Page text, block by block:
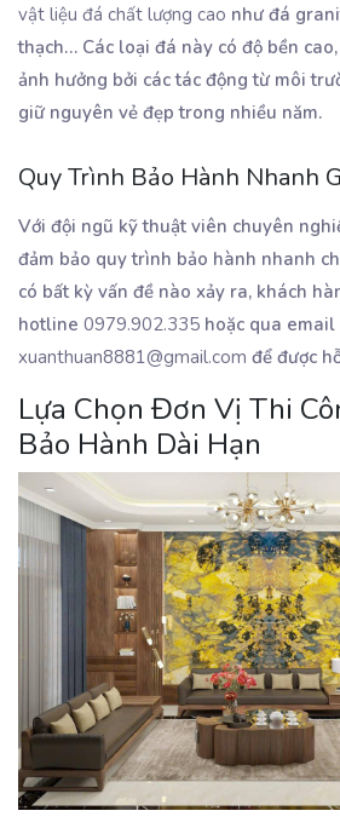
vật liệu đá chất lượng cao như đá
thạch… Các loại đá này có độ bền
ảnh hưởng bởi các tác động từ môi
giữ nguyên vẻ đẹp trong nhiều năm.
Quy Trình Bảo Hành Nhanh
Với đội ngũ kỹ thuật viên chuyên
đảm bảo quy trình bảo hành nhanh
có bất kỳ vấn đề nào xảy ra, khách
hotline 0979.902.335 hoặc qua email
xuanthuan8881@gmail.com để được
Lựa Chọn Đơn Vị Thi
Bảo Hành Dài Hạn